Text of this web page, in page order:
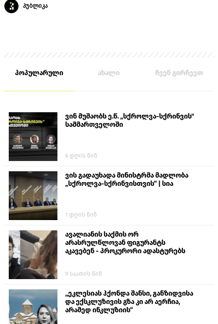
პუბლიკა
პოპულარული ახალი ჩვენ გირჩევთ
ვინ მუშაობს ე.წ. „სქროლვა-სქრინვის"
სამმართველოში
6 დღის წინ
ვის გადაუხადა მინისტრმა მადლობა
„სქროლვა-სქრინვისთვის“ | სია
1 დღის წინ
ავალიანის საქმის ორ
არასრულწლოვან ფიგურანტს
აკავებენ - პროკურორი ადასტურებს
9 საათის წინ
„ეკლესიას ჰქონდა შანსი, განზიდვისა
და ექსკლუზივის გზა კი არ აერჩია,
არამედ ინკლუზიის“